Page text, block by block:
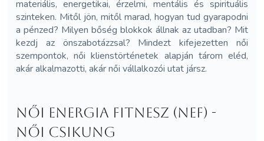
materiális, energetikai, érzelmi, mentális és spirituális
szinteken. Mitől jön, mitől marad, hogyan tud gyarapodni
a pénzed? Milyen bőség blokkok állnak az utadban? Mit
kezdj az önszabotázzsal? Mindezt kifejezetten női
szempontok, női klienstörténetek alapján tárom eléd,
akár alkalmazotti, akár női vállalkozói utat jársz.
Női Energia Fitnesz (NEF) -
Női Csikung